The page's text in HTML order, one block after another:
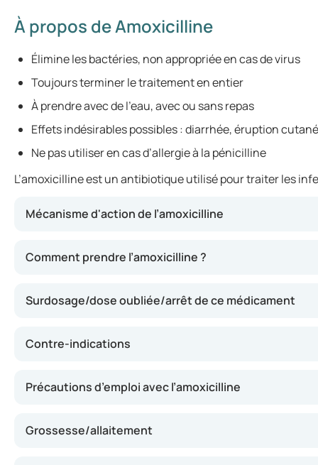
À propos de Amoxicilline
Élimine les bactéries, non appropriée en cas de virus
Toujours terminer le traitement en entier
À prendre avec de l’eau, avec ou sans repas
Effets indésirables possibles : diarrhée, éruption
Ne pas utiliser en cas d’allergie à la pénicilline
L’amoxicilline est un antibiotique utilisé pour traiter les
Mécanisme d'action de l’amoxicilline
Comment prendre l’amoxicilline ?
Surdosage/dose oubliée/arrêt de ce médicament
Contre-indications
Précautions d’emploi avec l’amoxicilline
Grossesse/allaitement